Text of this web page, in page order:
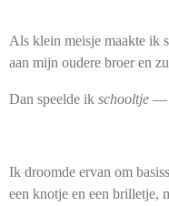
Als klein meisje maakte ik
aan mijn oudere broer en
Dan speelde ik schooltje —
Ik droomde ervan om
een knotje en een brilletje,